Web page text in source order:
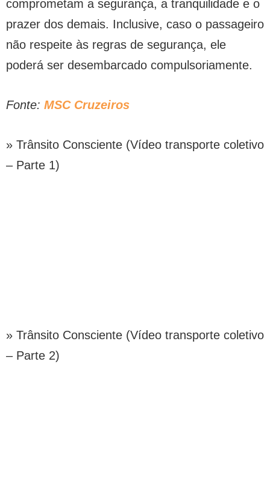
comprometam a segurança, a tranquilidade e o
prazer dos demais. Inclusive, caso o passageiro
não respeite às regras de segurança, ele
poderá ser desembarcado compulsoriamente.
Fonte: MSC Cruzeiros
» Trânsito Consciente (Vídeo transporte coletivo
– Parte 1)
» Trânsito Consciente (Vídeo transporte coletivo
– Parte 2)